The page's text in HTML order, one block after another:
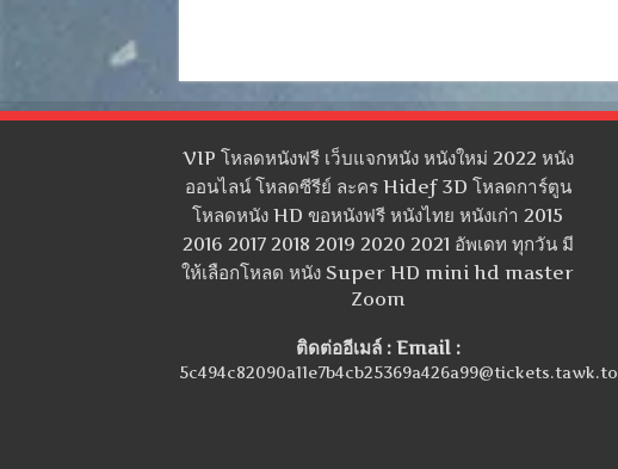
VIP โหลดหนังฟรี เว็บแจกหนัง หนังใหม่ 2022 หนัง
ออนไลน์ โหลดซีรีย์ ละคร Hidef 3D โหลดการ์ตูน
โหลดหนัง HD ขอหนังฟรี หนังไทย หนังเก่า 2015
2016 2017 2018 2019 2020 2021 อัพเดท ทุกวัน มี
ให้เลือกโหลด หนัง Super HD mini hd master
Zoom
ติดต่ออีเมล์ : Email :
5c494c82090a11e7b4cb25369a426a99@tickets.tawk.to